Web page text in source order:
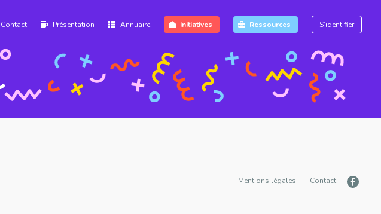
Contact Présentation Annuaire Initiatives Ressources S’identifier
Mentions légales Contact